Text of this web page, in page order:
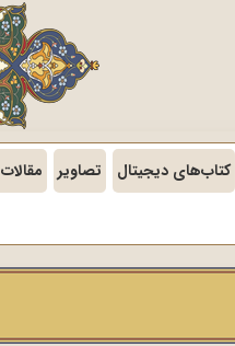
کتاب‌های دیجیتال تصاویر مقالات